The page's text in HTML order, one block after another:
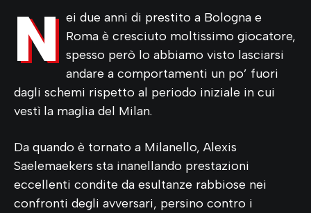
N ei due anni di prestito a Bologna e
Roma è cresciuto moltissimo giocatore,
spesso però lo abbiamo visto lasciarsi
andare a comportamenti un po’ fuori
dagli schemi rispetto al periodo iniziale in cui
vestì la maglia del Milan.
Da quando è tornato a Milanello, Alexis
Saelemaekers sta inanellando prestazioni
eccellenti condite da esultanze rabbiose nei
confronti degli avversari, persino contro i